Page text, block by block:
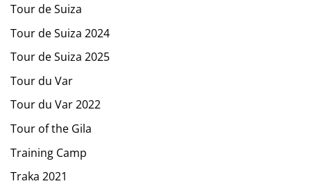
Tour de Suiza
Tour de Suiza 2024
Tour de Suiza 2025
Tour du Var
Tour du Var 2022
Tour of the Gila
Training Camp
Traka 2021